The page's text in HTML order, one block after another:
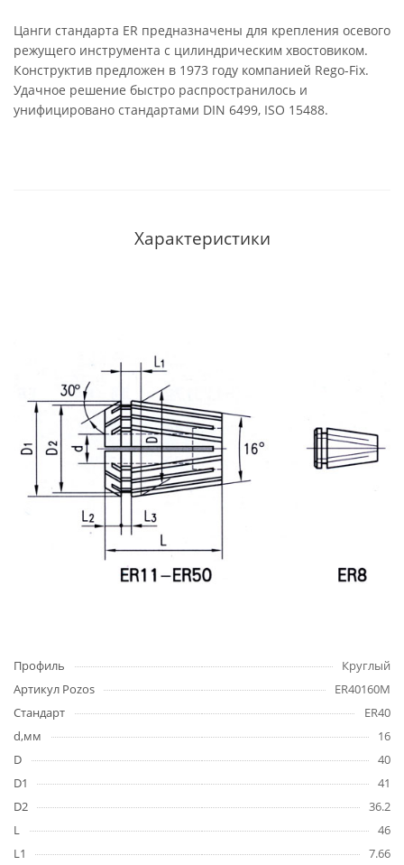
Цанги стандарта ER предназначены для крепления осевого
режущего инструмента с цилиндрическим хвостовиком.
Конструктив предложен в 1973 году компанией Rego-Fix.
Удачное решение быстро распространилось и
унифицировано стандартами DIN 6499, ISO 15488.
Характеристики
Профиль
Круглый
Артикул Pozos
ER40160M
Стандарт
ER40
d,мм
16
D
40
D1
41
D2
36.2
L
46
L1
7.66